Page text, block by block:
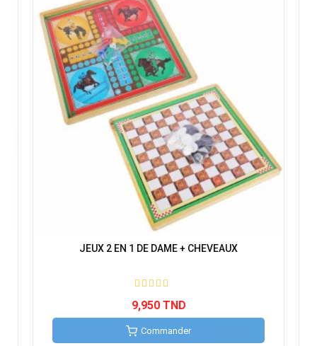
JEUX 2 EN 1 DE DAME + CHEVEAUX
9,950 TND
Commander